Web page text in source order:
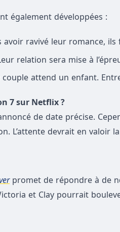
également développées :
avoir ravivé leur romance,
relation sera mise à
couple attend un enfant.
7 sur Netflix ?
de date précise.
L’attente devrait en valoir
promet de répondre à de
et Clay pourrait